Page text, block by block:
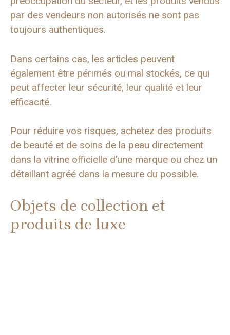
par des vendeurs non autorisés ne sont pas
toujours authentiques.
Dans certains cas, les articles peuvent
également être périmés ou mal stockés, ce qui
peut affecter leur sécurité, leur qualité et leur
efficacité.
Pour réduire vos risques, achetez des produits
de beauté et de soins de la peau directement
dans la vitrine officielle d’une marque ou chez un
détaillant agréé dans la mesure du possible.
Objets de collection et
produits de luxe